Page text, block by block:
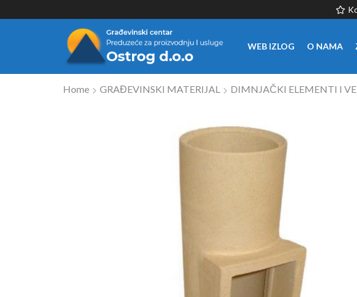
WEB IZLOG O NAMA
Home GRAĐEVINSKI MATERIJAL DIMNJAČKI ELEMENTI I